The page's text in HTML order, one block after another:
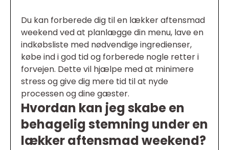
Du kan forberede dig til en lækker aftensmad
weekend ved at planlægge din menu, lave en
indkøbsliste med nødvendige ingredienser,
købe ind i god tid og forberede nogle retter i
forvejen. Dette vil hjælpe med at minimere
stress og give dig mere tid til at nyde
processen og dine gæster.
Hvordan kan jeg skabe en
behagelig stemning under en
lækker aftensmad weekend?